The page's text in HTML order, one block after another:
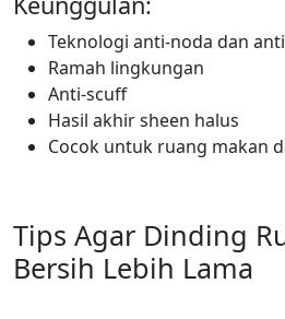
Teknologi anti-noda dan
Ramah lingkungan
Anti-scuff
Hasil akhir sheen halus
Cocok untuk ruang makan
Tips Agar Dinding
Bersih Lebih Lama